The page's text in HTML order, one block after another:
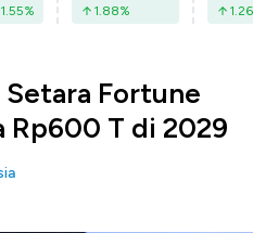
1.55% 1.88% 1.26
Fortune
Rp600 T di 2029